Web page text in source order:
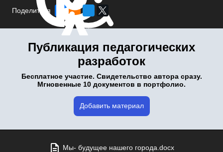
Поделиться
Публикация педагогических
разработок
Бесплатное участие. Свидетельство автора сразу.
Мгновенные 10 документов в портфолио.
Добавить материал
Мы- будущее нашего города.docx